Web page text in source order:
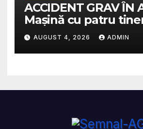
ACCIDENT GRAV ÎN
Mașină cu patru
răsturnată pe un
Micești/ Doi sunt în
gravă
AUGUST 4, 2026 ADMIN